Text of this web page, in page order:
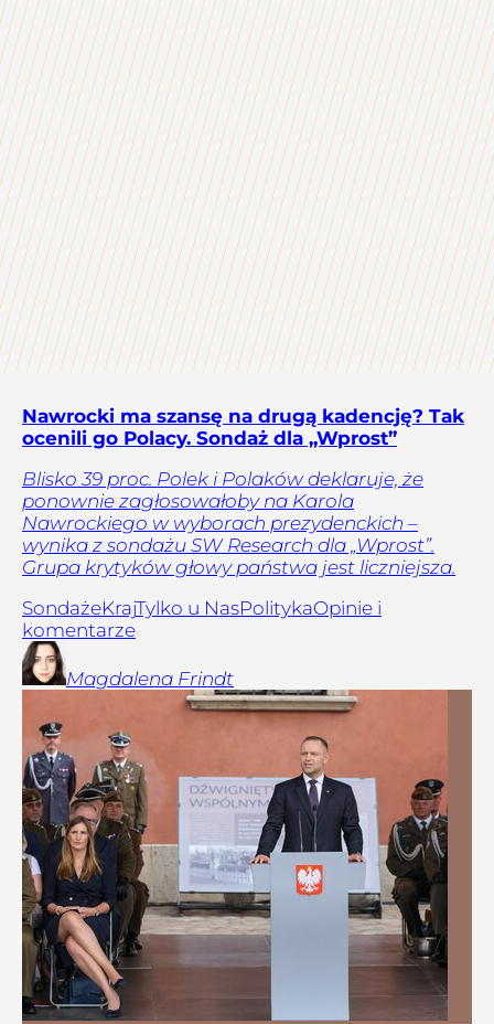
Nawrocki ma szansę na drugą kadencję? Tak
ocenili go Polacy. Sondaż dla „Wprost”
Blisko 39 proc. Polek i Polaków deklaruje, że
ponownie zagłosowałoby na Karola
Nawrockiego w wyborach prezydenckich –
wynika z sondażu SW Research dla „Wprost”.
Grupa krytyków głowy państwa jest liczniejsza.
SondażeKrajTylko u NasPolitykaOpinie i
komentarze
Magdalena Frindt